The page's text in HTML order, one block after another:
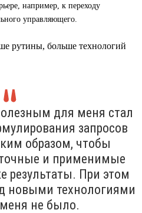
например, к переходу
управляющего.
для меня стал
запросов
образом, чтобы
и применимые
результаты. При этом
новыми технологиями
не было.